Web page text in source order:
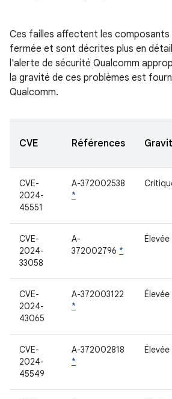
Ces failles affectent les composants
fermée et sont décrites plus en
l'alerte de sécurité Qualcomm
la gravité de ces problèmes est
Qualcomm.
CVE Références
CVE-
2024-
45551
A-372002538
*
CVE-
2024-
33058
A-
372002796 *
Élevée
CVE-
2024-
43065
A-372003122
*
Élevée
CVE-
2024-
45549
A-372002818
*
Élevée